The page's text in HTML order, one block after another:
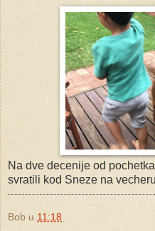
Na dve decenije od
svratili kod Sneze na
Bob u 11:18